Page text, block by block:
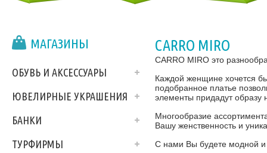
МАГАЗИНЫ
ОБУВЬ И АКСЕССУАРЫ
ЮВЕЛИРНЫЕ УКРАШЕНИЯ
БАНКИ
ТУРФИРМЫ
CARRO MIRO
CARRO MIRO это
Каждой женщине хочется
подобранное платье
элементы придадут образу
Многообразие
Вашу женственность и
С нами Вы будете модной